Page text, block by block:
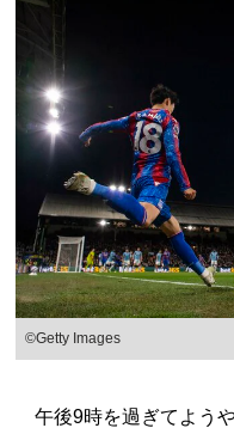
©Getty Images
午後9時を過ぎてよう